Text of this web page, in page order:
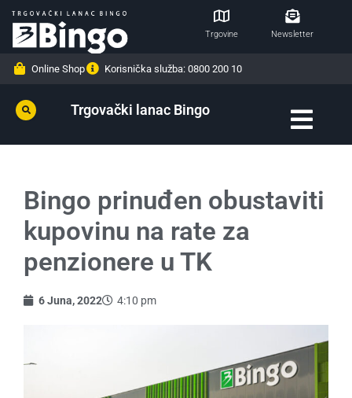
Trgovine Newsletter
Online Shop Korisnička služba: 0800 200 10
Trgovački lanac Bingo
Bingo prinuđen obustaviti
kupovinu na rate za
penzionere u TK
6 Juna, 2022 4:10 pm